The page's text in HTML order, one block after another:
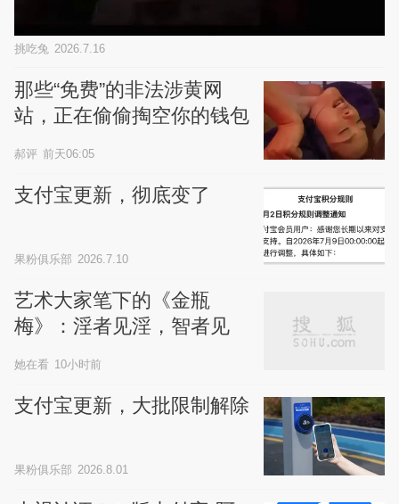
挑吃兔 2026.7.16
那些“免费”的非法涉黄网
站，正在偷偷掏空你的钱包
郝评 前天06:05
支付宝更新，彻底变了
果粉俱乐部 2026.7.10
艺术大家笔下的《金瓶
梅》：淫者见淫，智者见
她在看 10小时前
支付宝更新，大批限制解除
果粉俱乐部 2026.8.01